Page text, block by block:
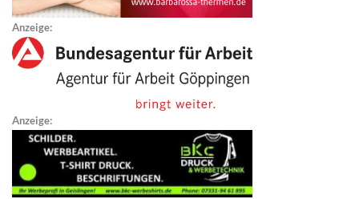
Anzeige:
Anzeige: